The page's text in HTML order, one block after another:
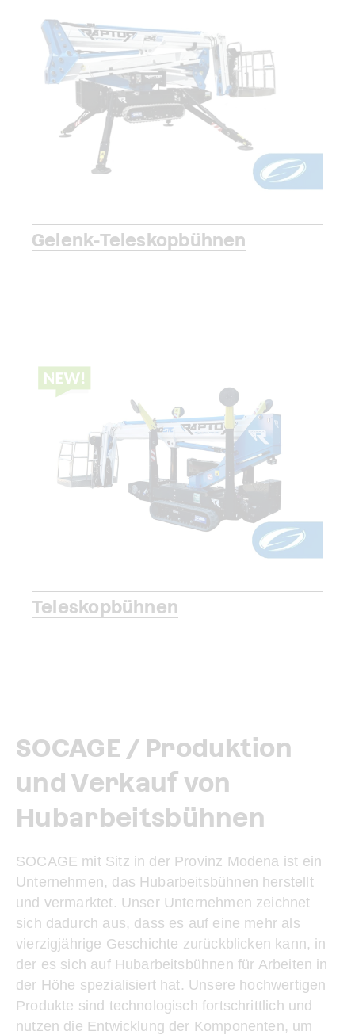
Gelenk-Teleskopbühnen
Teleskopbühnen
SOCAGE / Produktion
und Verkauf von
Hubarbeitsbühnen
SOCAGE mit Sitz in der Provinz Modena ist ein
Unternehmen, das Hubarbeitsbühnen herstellt
und vermarktet. Unser Unternehmen zeichnet
sich dadurch aus, dass es auf eine mehr als
vierzigjährige Geschichte zurückblicken kann, in
der es sich auf Hubarbeitsbühnen für Arbeiten in
der Höhe spezialisiert hat. Unsere hochwertigen
Produkte sind technologisch fortschrittlich und
nutzen die Entwicklung der Komponenten, um